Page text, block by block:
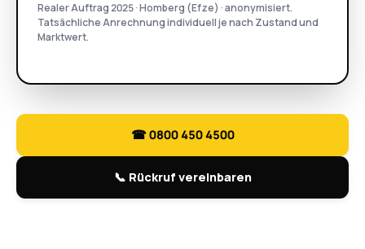
Realer Auftrag 2025 · Homberg (Efze) · anonymisiert.
Tatsächliche Anrechnung individuell je nach Zustand und
Marktwert.
☎ 0800 450 4500
📞 Rückruf vereinbaren